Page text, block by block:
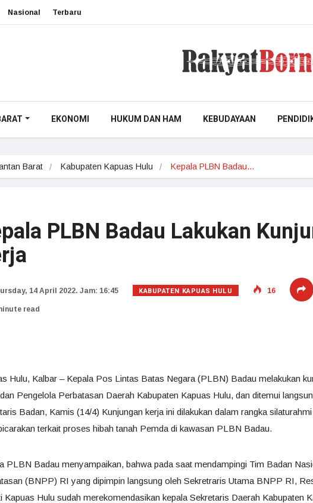
Nasional Terbaru
EKONOMI HUKUM DAN HAM KEBUDAYAAN
Barat Kabupaten Kapuas Hulu Kepala PLBN Badau…
PLBN Badau Lakukan
14 April 2022. Jam: 16:45 KABUPATEN KAPUAS HULU 16
read
Hulu, Kalbar – Kepala Pos Lintas Batas Negara (PLBN) Badau melakukan
Pengelola Perbatasan Daerah Kabupaten Kapuas Hulu, dan ditemui
Badan, Kamis (14/4) Kunjungan kerja ini dilakukan dalam rangka
terkait proses hibah tanah Pemda di kawasan PLBN Badau.
PLBN Badau menyampaikan, bahwa pada saat mendampingi Tim Badan
(BNPP) RI yang dipimpin langsung oleh Sekretraris Utama BNPP RI,
Kapuas Hulu sudah merekomendasikan kepala Sekretaris Daerah Kabupaten